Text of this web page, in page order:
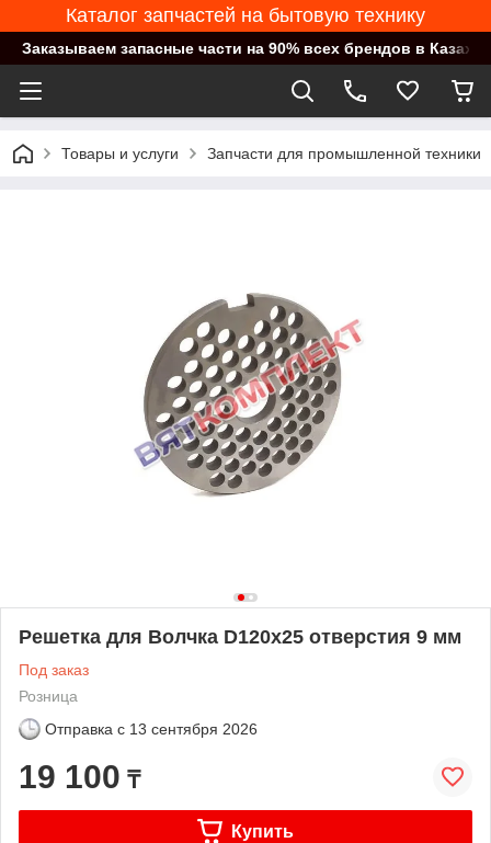
Каталог запчастей на бытовую технику
Заказываем запасные части на 90% всех брендов в
Товары и услуги Запчасти для промышленной техники
Решетка для Волчка D120х25 отверстия 9 мм
Под заказ
Розница
Отправка с 13 сентября 2026
19 100 ₸
Купить